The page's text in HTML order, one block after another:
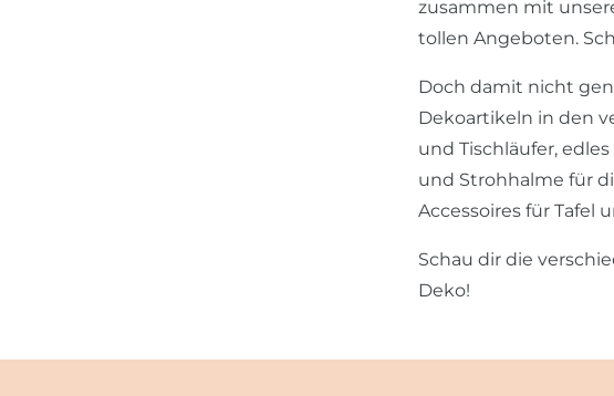
zusammen mit
tollen Angeboten.
Doch damit nicht
Dekoartikeln in den
und Tischläufer,
und Strohhalme für
Accessoires für Tafel
Schau dir die
Deko!